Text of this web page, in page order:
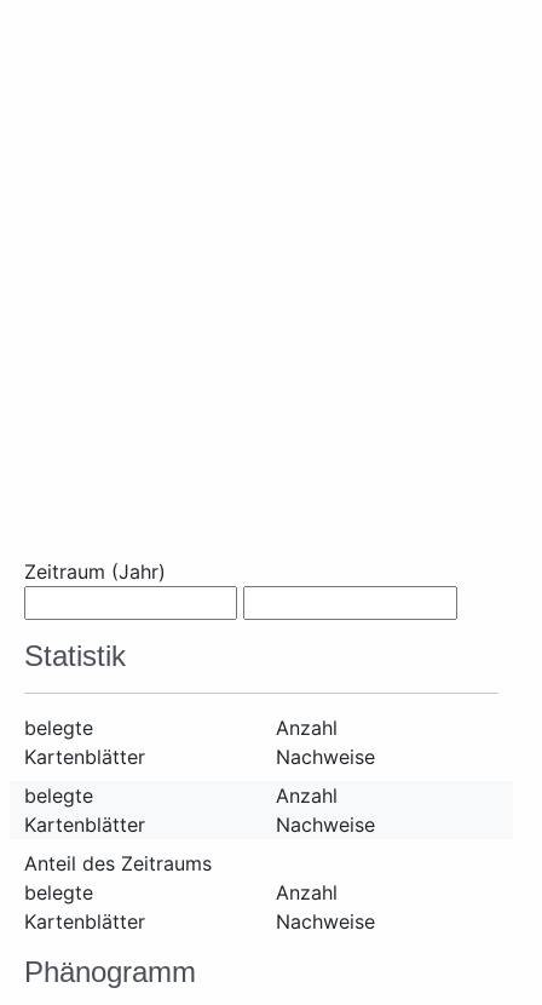
Zeitraum (Jahr)
Statistik
belegte
Kartenblätter
Anzahl
Nachweise
belegte
Kartenblätter
Anzahl
Nachweise
Anteil des Zeitraums
belegte
Kartenblätter
Anzahl
Nachweise
Phänogramm